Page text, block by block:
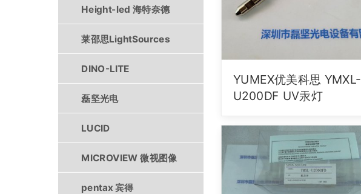
YUMEX优美科思 YMXL-
U200DF UV汞灯
Height-led 海特奈德
莱邵思LightSources
DINO-LITE
磊坚光电
LUCID
MICROVIEW 微视图像
pentax 宾得